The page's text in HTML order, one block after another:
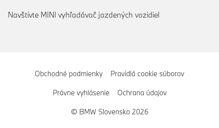
Navštívte MINI vyhľadávač jazdených vozidiel
Obchodné podmienky Pravidlá cookie súborov
Právne vyhlásenie Ochrana údajov
© BMW Slovensko 2026